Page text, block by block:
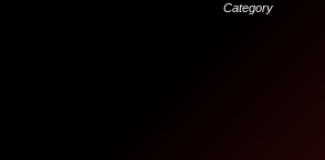
Category